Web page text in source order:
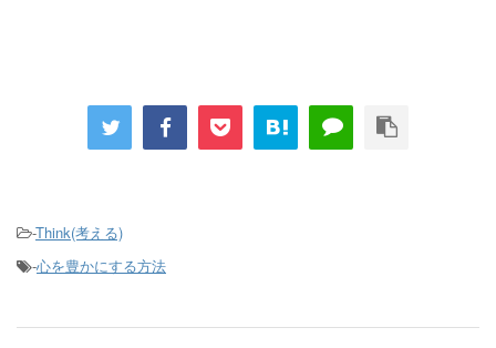
-Think(考える)
-心を豊かにする方法